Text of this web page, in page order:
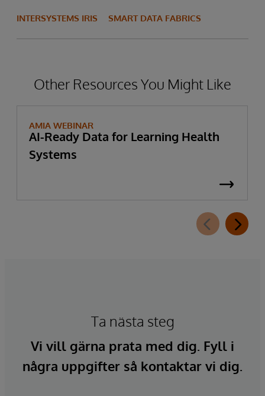
INTERSYSTEMS IRIS SMART DATA FABRICS
Other Resources You Might Like
AMIA WEBINAR
AI-Ready Data for Learning Health
Systems
Ta nästa steg
Vi vill gärna prata med dig. Fyll i
några uppgifter så kontaktar vi dig.